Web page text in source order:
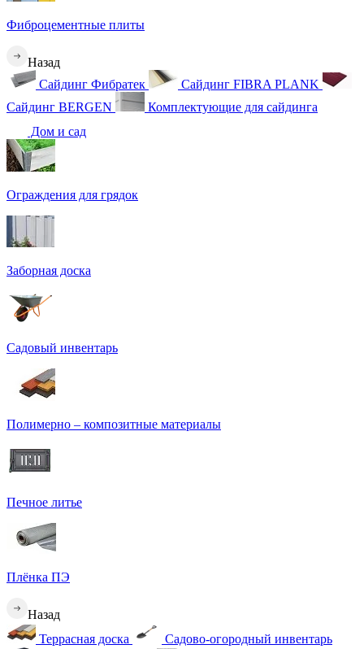
Фиброцементные плиты
Назад
Сайдинг Фибратек
Сайдинг FIBRA PLANK
Сайдинг BERGEN
Комплектующие для сайдинга
Дом и сад
Ограждения для грядок
Заборная доска
Садовый инвентарь
Полимерно – композитные материалы
Печное литье
Плёнка ПЭ
Назад
Террасная доска
Садово-огородный инвентарь